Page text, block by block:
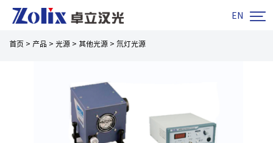
EN 
首页 > 产品 > 光源 > 其他光源 > 氘灯光源